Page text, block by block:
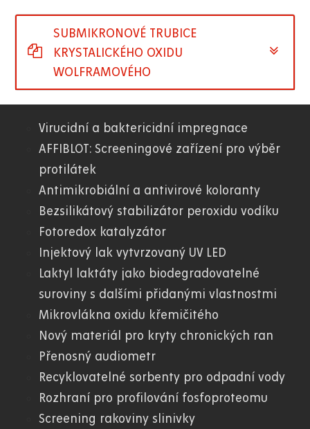
SUBMIKRONOVÉ TRUBICE
KRYSTALICKÉHO OXIDU
WOLFRAMOVÉHO
01.
WWW
Virucidní a baktericidní impregnace
AFFIBLOT: Screeningové zařízení pro výběr
protilátek
Antimikrobiální a antivirové koloranty
Bezsilikátový stabilizátor peroxidu vodíku
Fotoredox katalyzátor
Injektový lak vytvrzovaný UV LED
Laktyl laktáty jako biodegradovatelné
suroviny s dalšími přidanými vlastnostmi
Mikrovlákna oxidu křemičitého
Nový materiál pro kryty chronických ran
Přenosný audiometr
Recyklovatelné sorbenty pro odpadní vody
Rozhraní pro profilování fosfoproteomu
Screening rakoviny slinivky